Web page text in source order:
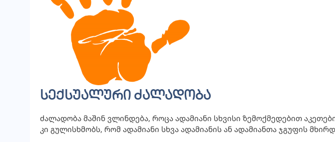
სექსუალური ძალადობა
ძალადობა მაშინ ვლინდება, როცა ადამიანი სხვისი ზემოქმედებით
კი გულისხმობს, რომ ადამიანი სხვა ადამიანის ან ადამიანთა ჯგუფის